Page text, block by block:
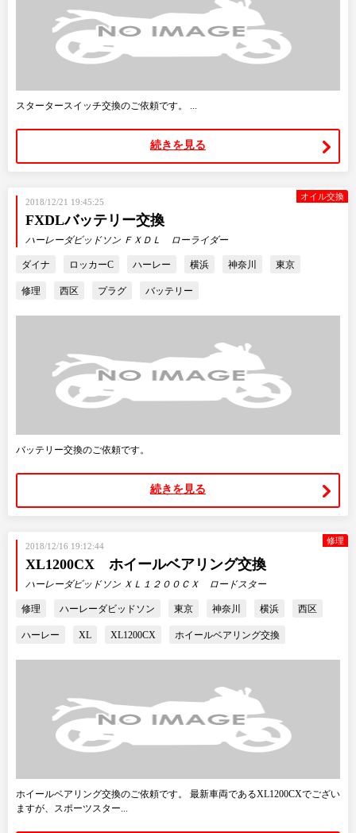
スタータースイッチ交換のご依頼です。 ...
続きを見る
オイル交換
2018/12/21 19:45:25
FXDLバッテリー交換
ハーレーダビッドソン ＦＸＤＬ ローライダー
ダイナ ロッカーC ハーレー 横浜 神奈川 東京
修理 西区 プラグ バッテリー
バッテリー交換のご依頼です。
続きを見る
修理
2018/12/16 19:12:44
XL1200CX ホイールベアリング交換
ハーレーダビッドソン ＸＬ１２００ＣＸ ロードスター
修理 ハーレーダビッドソン 東京 神奈川 横浜 西区
ハーレー XL XL1200CX ホイールベアリング交換
ホイールベアリング交換のご依頼です。 最新車両であるXL1200CXでござい
ますが、スポーツスター...